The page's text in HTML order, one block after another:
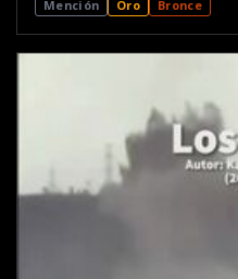
Mención Oro Bronce